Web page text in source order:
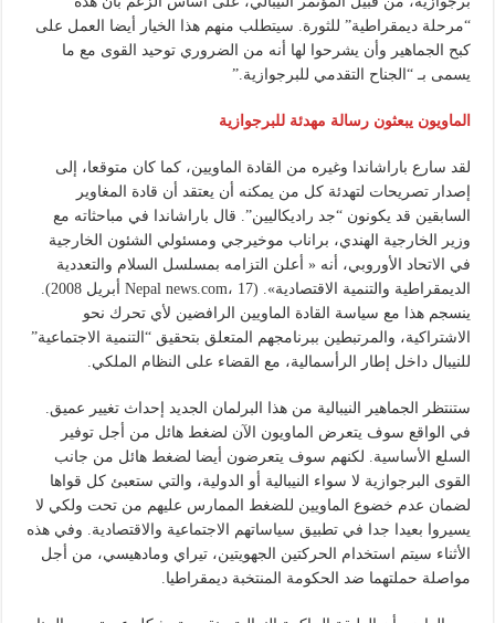
“مرحلة ديمقراطية” للثورة. سيتطلب منهم هذا الخيار أيضا العمل على
كبح الجماهير وأن يشرحوا لها أنه من الضروري توحيد القوى مع ما
يسمى بـ “الجناح التقدمي للبرجوازية.”
الماويون يبعثون رسالة مهدئة للبرجوازية
لقد سارع باراشاندا وغيره من القادة الماويين، كما كان متوقعا، إلى
إصدار تصريحات لتهدئة كل من يمكنه أن يعتقد أن قادة المغاوير
السابقين قد يكونون “جد راديكاليين”. قال باراشاندا في مباحثاته مع
وزير الخارجية الهندي، براناب موخيرجي ومسئولي الشئون الخارجية
في الاتحاد الأوروبي، أنه « أعلن التزامه بمسلسل السلام والتعددية
الديمقراطية والتنمية الاقتصادية». (Nepal news.com، 17 أبريل 2008).
ينسجم هذا مع سياسة القادة الماويين الرافضين لأي تحرك نحو
الاشتراكية، والمرتبطين ببرنامجهم المتعلق بتحقيق “التنمية الاجتماعية”
للنيبال داخل إطار الرأسمالية، مع القضاء على النظام الملكي.
ستنتظر الجماهير النيبالية من هذا البرلمان الجديد إحداث تغيير عميق.
في الواقع سوف يتعرض الماويون الآن لضغط هائل من أجل توفير
السلع الأساسية. لكنهم سوف يتعرضون أيضا لضغط هائل من جانب
القوى البرجوازية لا سواء النيبالية أو الدولية، والتي ستعبئ كل قواها
لضمان عدم خضوع الماويين للضغط الممارس عليهم من تحت ولكي لا
يسيروا بعيدا جدا في تطبيق سياساتهم الاجتماعية والاقتصادية. وفي هذه
الأثناء سيتم استخدام الحركتين الجهويتين، تيراي ومادهيسي، من أجل
مواصلة حملتهما ضد الحكومة المنتخبة ديمقراطيا.